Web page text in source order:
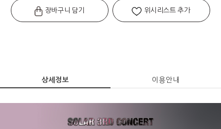
장바구니 담기 위시리스트 추가
상세정보 이용안내